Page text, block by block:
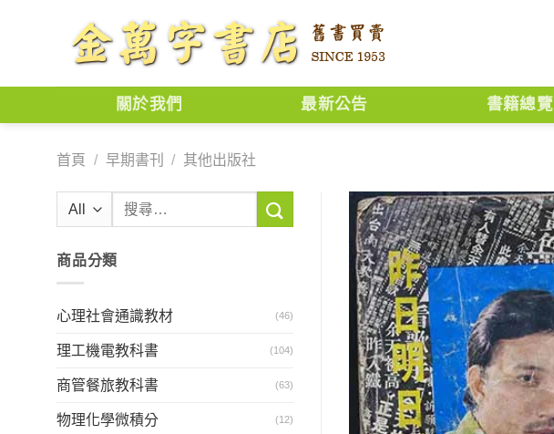
關於我們 最新公告 書籍總覽
首頁 / 早期書刊 / 其他出版社
鍵
商品分類
心理社會通識教材 (46)
理工機電教科書 (104)
商管餐旅教科書 (63)
物理化學微積分 (12)